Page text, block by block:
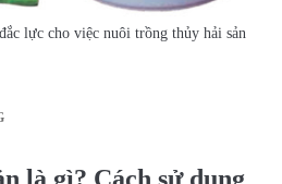
lực cho việc nuôi trồng thủy hải sản